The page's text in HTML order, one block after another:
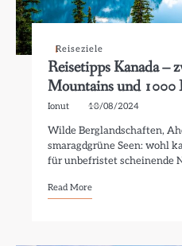
Reiseziele
Reisetipps Kanada –
Mountains und 1000
Ionut 18/08/2024
Wilde Berglandschaften,
smaragdgrüne Seen: wohl
für unbefristet scheinende
Read More